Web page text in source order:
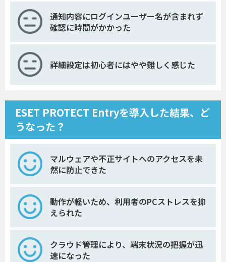
通知内容にログインユーザー名が含まれず
確認に時間がかかった
詳細設定は初心者にはやや難しく感じた
ESET PROTECT Entryを導入した結果、ど
うなった？
マルウェアや不正サイトへのアクセスを未
然に防止できた
動作が軽いため、利用者のPCストレスを抑
えられた
クラウド管理により、端末状況の把握が迅
速になった